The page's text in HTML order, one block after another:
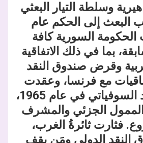
وسلطة التيار البعثي
إلى الحكم عام
الحكومة السورية كافة
بما في ذلك الاتفاقية
وقرض صندوق النقد
مع فرنسا، وعقدت
اتفاقاً مع الاتحاد السوفياتي في عام 1965،
الجزئي والمشرف
فثارت ثائرةُ الغرب،
النقد الدولي ومَن يقف